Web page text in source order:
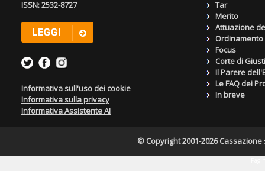
ISSN: 2532-8727
Informativa sull'uso dei cookie
Informativa sulla privacy
Informativa Assistente AI
Tar
Merito
Attuazione
Focus
Corte di
Il Parere
Le FAQ dei
In breve
© Copyright 2001-2026 Cassazione